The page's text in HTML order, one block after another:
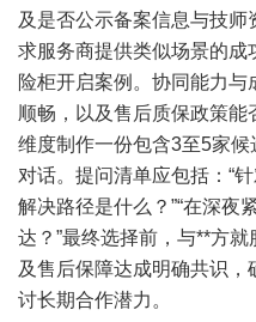
及是否公示备案信息与技
求服务商提供类似场景的成
险柜开启案例。协同能力
顺畅，以及售后质保政策
维度制作一份包含3至5家
对话。提问清单应包括：“
解决路径是什么？”“在深夜
达？”最终选择前，与**方
及售后保障达成明确共识
讨长期合作潜力。